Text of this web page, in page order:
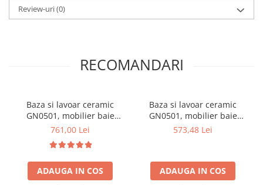
Review-uri(0)
RECOMANDARI
Baza si lavoar ceramic
GN0501, mobilier baie
stativ 70 cm, circular, front
picioare cromate reglabile,
alb/antracit
761,00 Lei
ADAUGA IN COS
Baza si lavoar ceramic
GN0501, mobilier baie
stativ 60 cm, circular, front
alb/antracit
573,48 Lei
ADAUGA IN COS